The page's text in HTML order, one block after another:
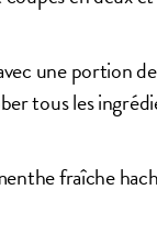
une portion
tous les
fraîche